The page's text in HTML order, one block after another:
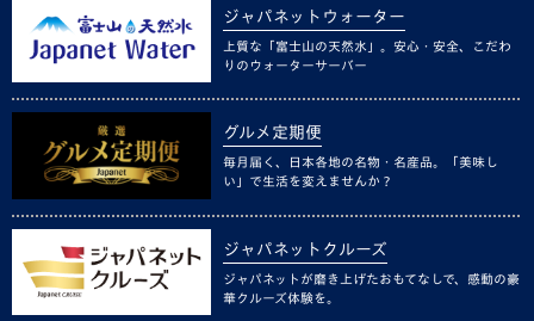
ジャパネットウォーター
上質な「富士山の天然水」。安心・安全、こだわ
りのウォーターサーバー
グルメ定期便
毎月届く、日本各地の名物・名産品。「美味し
い」で生活を変えませんか？
ジャパネットクルーズ
ジャパネットが磨き上げたおもてなしで、感動の豪
華クルーズ体験を。